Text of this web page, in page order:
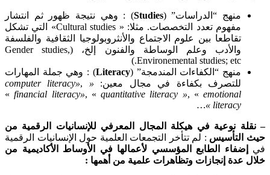
منهج “الدراسات” (Studies) : وهي نتيجة ظهور ثم انتشار
مفهوم تعدد التخصصات. مثلا: « Cultural studies» التي تشكل
تقاطعا بين علوم الاجتماع والأنثروبولوجيا الثقافية والفلسفة
والأدب وعلم الوساطة والفنون إلخ، (Gender studies,
Environemental studies; etc.)
منهج “الكفاءات المندمجة” (Literacy) : وهي جملة المهارات
للتصرف بكفاءة في مجال معين: « computer
literacy»,
«financial literacy», « quantitative literacy », « emotional
literacy
»…
– نقلة نوعية في هيكلة المجال المعرفي للإنسانيات الرقمية من
حيث التأسيس : لم تتأخر التجمعات العلمية حول الإنسانيات الرقمية
في
إضفاء الطابع المؤسسي لأعمالها في الأوساط الأكاديمية من
خلال عدة إنجازات وتظاهرات علمية من أهمها :